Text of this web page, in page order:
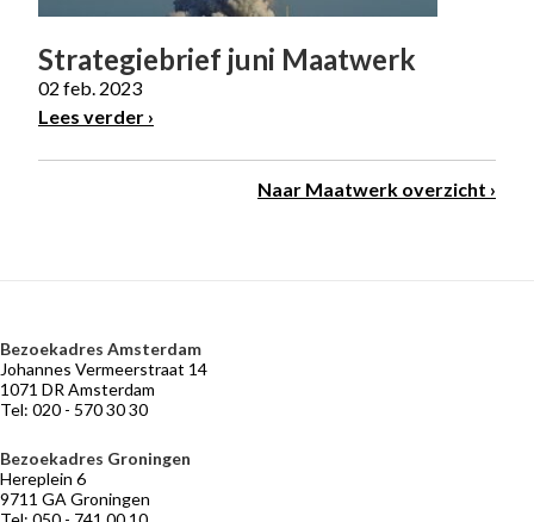
Strategiebrief juni Maatwerk
02 feb. 2023
Lees verder
Naar Maatwerk overzicht
VERMOGENSBEHEER
Adviseurs
die
Optimix
Stichtingen
Desk
NIEUWS
Marktontwikkelingen
BELEGGERSGIRO
Beleggingsfondsen
Praktische
OVER
OPTIMIX
Historie
Medewerkers
Bezoekadres Amsterdam
Johannes Vermeerstraat 14
1071 DR Amsterdam
Tel: 020 - 570 30 30
Bezoekadres Groningen
Hereplein 6
9711 GA Groningen